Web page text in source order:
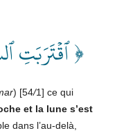
﴿ ٱقۡتَرَبَتِ
) [54/1] ce qui
et la lune s’est
dans l’au-delà,